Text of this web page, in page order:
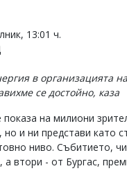
13:01 ч.
в организацията
се достойно, каза
показа на милиони
и ни представи като
ниво. Събитието,
втори - от Бургас,